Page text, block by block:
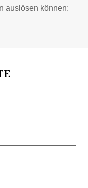
auslösen können: